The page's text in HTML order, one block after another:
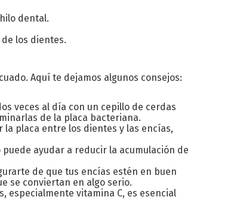
dental.
los dientes.
Aquí te dejamos algunos consejos:
veces al día con un cepillo de cerdas
de la placa bacteriana.
la placa entre los dientes y las encías,
ayudar a reducir la acumulación de
de que tus encías estén en buen
se conviertan en algo serio.
especialmente vitamina C, es esencial